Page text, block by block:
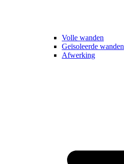
Volle wanden
Geïsoleerde wanden
Afwerking